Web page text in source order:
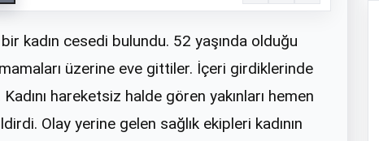
kadın cesedi bulundu. 52 yaşında olduğu
üzerine eve gittiler. İçeri girdiklerinde
hareketsiz halde gören yakınları hemen
Olay yerine gelen sağlık ekipleri kadının